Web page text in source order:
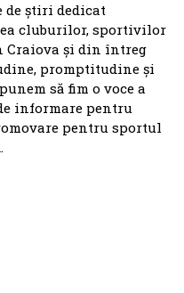
de știri dedicat
cluburilor, sportivilor
Craiova și din întreg
promptitudine și
să fim o voce a
informare pentru
pentru sportul